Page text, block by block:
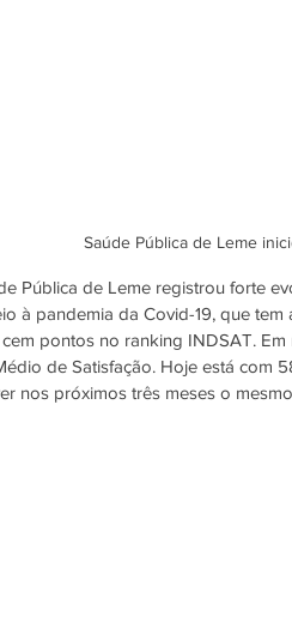
Saúde Pública de Leme
Pública de Leme registrou forte
à pandemia da Covid-19, que
pontos no ranking INDSAT.
de Satisfação. Hoje está com
nos próximos três meses o